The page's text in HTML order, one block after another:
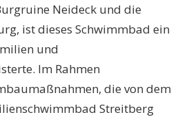
Neideck und die
ist dieses Schwimmbad ein
und
Im Rahmen
die von dem
Streitberg